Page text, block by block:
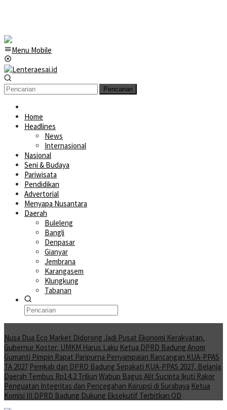
Menu Mobile
Pencarian
Home
Headlines
News
Internasional
Nasional
Seni & Budaya
Pariwisata
Pendidikan
Advertorial
Menyapa Nusantara
Daerah
Buleleng
Bangli
Denpasar
Gianyar
Jembrana
Karangasem
Klungkung
Tabanan
Nusa Dua Eco Market Didorong Jadi Pusat Ekonomi Kerakyatan,
Gubernur Koster: UMKM Harus Laku Ketua DPRD Badung Anom
Gumanti Pimpin Rapat Paripurna Penyampaian Rancangan KUA-PPAS
TA 2027 Pemkab dan DPRD Badung Sepakati KUA-PPAS 2027, Belanja
Daerah Tembus Rp14,2 Triliun Wabup Bagus Alit Sucipta Ikuti Rakor
Penguatan Integritas dan Pencegahan Korupsi di Surabaya Ketua
Komisi III DPRD Badung Dukung Eksekutif Terbitkan OD